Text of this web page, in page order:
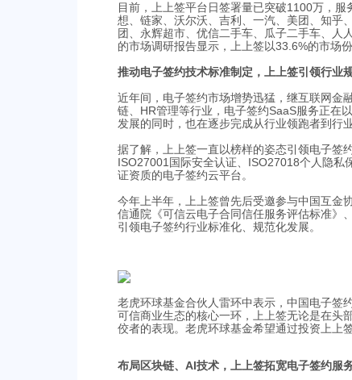
目前，上上签平台日签署量已突破1100万，
想、链家、沃尔沃、吉利、一汽、美团、知乎
团、永辉超市、优信二手车、瓜子二手车、人
的市场调研报告显示，上上签以33.6%的市场
推动电子签约技术标准制定，上上签引领行业
近年间，电子签约市场增势迅猛，继互联网金
链、HR管理等行业，电子签约SaaS服务正在
发展的同时，也在逐步完成从行业领跑者到行
据了解，上上签一直以榜样的姿态引领电子签
ISO27001国际安全认证、ISO27018个人隐私
证资质的电子签约云平台。
今年上半年，上上签曾先后受邀参与中国互金
信通院《可信云电子合同信任服务评估标准》
引领电子签约行业标准化、规范化发展。
老虎环球基金合伙人雷环中表示，中国电子签
可信商业生态的核心一环，上上签无论是在头
佼者的表现。老虎环球基金希望通过投资上上
布局区块链、AI技术，上上签拓宽电子签约服